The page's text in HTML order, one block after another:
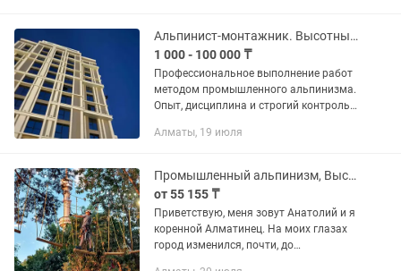
Альпинист-монтажник. Высотные работы любой сложности
1 000 - 100 000 ₸
Профессиональное выполнение работ
методом промышленного альпинизма.
Опыт, дисциплина и строгий контроль
Установка кондиционеров •Монтаж
Алматы, 19 июля
Промышленный альпинизм, Высотные работы, Альпинисты
от 55 155 ₸
Приветствую, меня зовут Анатолий и я
коренной Алматинец. На моих глазах
город изменился, почти, до